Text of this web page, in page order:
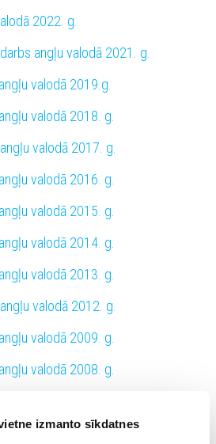
izmanto sīkdatnes
2022. g.
angļu valodā 2021. g.
valodā 2019.g.
valodā 2018. g.
valodā 2017. g.
valodā 2016. g.
valodā 2015. g.
valodā 2014. g.
valodā 2013. g.
valodā 2012. g.
valodā 2009. g.
valodā 2008. g.